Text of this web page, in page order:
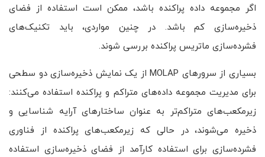
اگر مجموعه داده پراکنده باشد، ممکن است استفاده از فضای
ذخیره‌سازی کم باشد. در چنین مواردی، باید تکنیک‌های
فشرده‌سازی ماتریس پراکنده بررسی شوند.
بسیاری از سرورهای MOLAP از یک نمایش ذخیره‌سازی دو سطحی
برای مدیریت مجموعه داده‌های متراکم و پراکنده استفاده می‌کنند:
زیرمکعب‌های متراکم‌تر به عنوان ساختارهای آرایه شناسایی و
ذخیره می‌شوند، در حالی که زیرمکعب‌های پراکنده از فناوری
فشرده‌سازی برای استفاده کارآمد از فضای ذخیره‌سازی استفاده